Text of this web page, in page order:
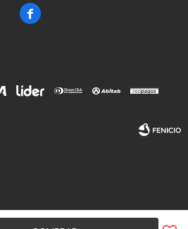

Fenicio